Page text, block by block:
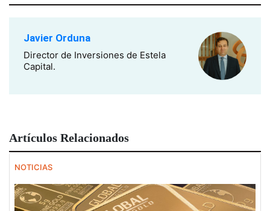
Javier Orduna
Director de Inversiones de Estela
Capital.
Artículos Relacionados
NOTICIAS